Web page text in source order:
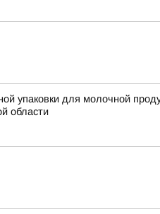
упаковки для молочной
области